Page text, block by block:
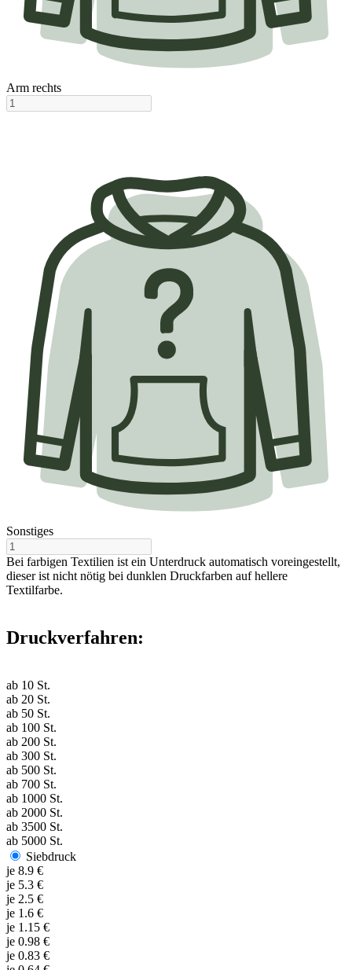
Arm rechts
Sonstiges
Bei farbigen Textilien ist ein Unterdruck automatisch voreingestellt,
dieser ist nicht nötig bei dunklen Druckfarben auf hellere
Textilfarbe.
Druckverfahren:
ab 10 St.
ab 20 St.
ab 50 St.
ab 100 St.
ab 200 St.
ab 300 St.
ab 500 St.
ab 700 St.
ab 1000 St.
ab 2000 St.
ab 3500 St.
ab 5000 St.
Siebdruck
je 8.9 €
je 5.3 €
je 2.5 €
je 1.6 €
je 1.15 €
je 0.98 €
je 0.83 €